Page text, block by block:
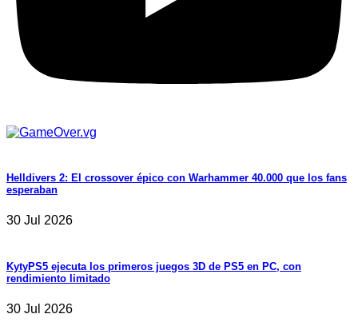
Helldivers 2: El crossover épico con Warhammer 40.000 que los fans
esperaban
30 Jul 2026
KytyPS5 ejecuta los primeros juegos 3D de PS5 en PC, con
rendimiento limitado
30 Jul 2026